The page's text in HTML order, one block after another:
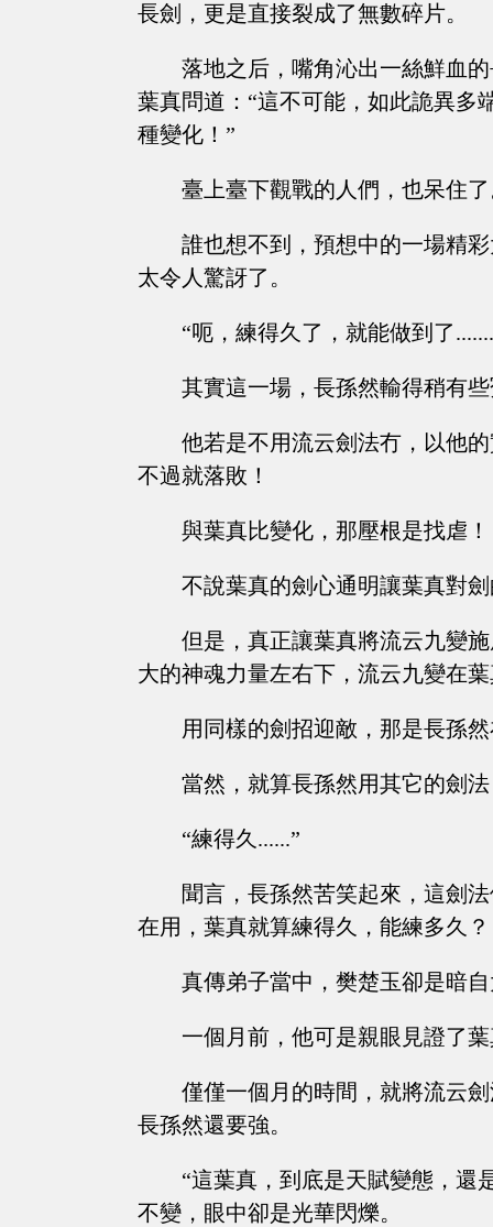
長劍，更是直接裂成了無數碎片。
落地之后，嘴角沁出一絲鮮血
葉真問道：“這不可能，如此詭異多
種變化！”
臺上臺下觀戰的人們，也呆住
誰也想不到，預想中的一場精
太令人驚訝了。
“呃，練得久了，就能做到了
其實這一場，長孫然輸得稍有
他若是不用流云劍法冇，以他
不過就落敗！
與葉真比變化，那壓根是找虐！
不說葉真的劍心通明讓葉真對
但是，真正讓葉真將流云九變
大的神魂力量左右下，流云九變在
用同樣的劍招迎敵，那是長孫
當然，就算長孫然用其它的劍
“練得久......”
聞言，長孫然苦笑起來，這劍
在用，葉真就算練得久，能練多久？
真傳弟子當中，樊楚玉卻是暗
一個月前，他可是親眼見證了
僅僅一個月的時間，就將流云
長孫然還要強。
“這葉真，到底是天賦變態，還
不變，眼中卻是光華閃爍。